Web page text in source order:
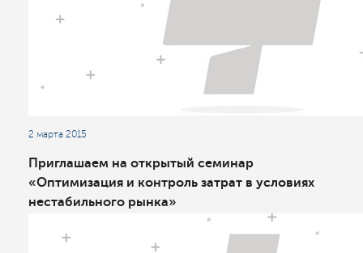
2 марта 2015
Приглашаем на открытый семинар
«Оптимизация и контроль затрат в условиях
нестабильного рынка»